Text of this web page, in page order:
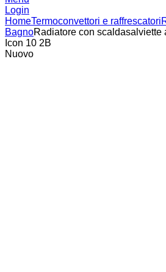
Login
HomeTermoconvettori e raffrescatori
BagnoRadiatore con scaldasalviette
Icon 10 2B
Nuovo